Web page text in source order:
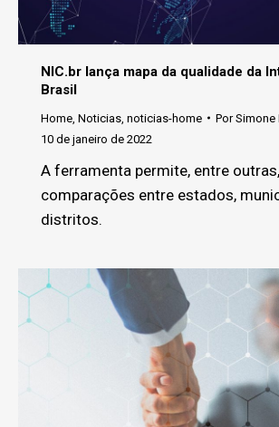
NIC.br lança mapa da qualidade da
Brasil
Home Noticias noticias-home PorSimone
10 de janeiro de 2022
A ferramenta permite, entre outras,
comparações entre estados,
distritos.